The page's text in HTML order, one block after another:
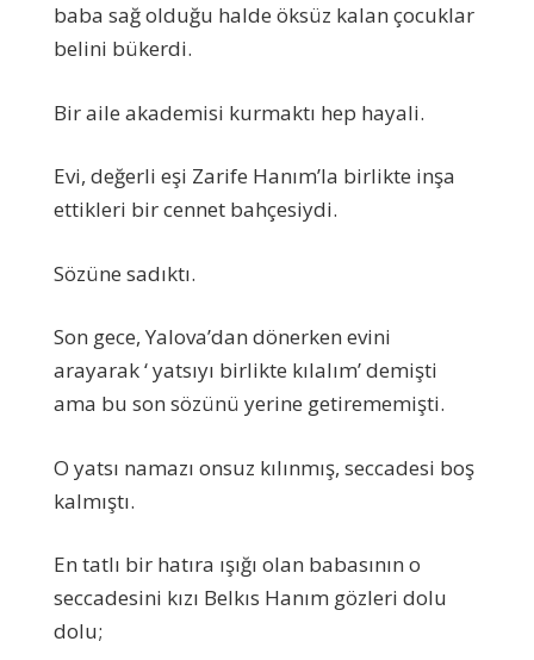
baba sağ olduğu halde öksüz kalan çocuklar
belini bükerdi.
Bir aile akademisi kurmaktı hep hayali.
Evi, değerli eşi Zarife Hanım’la birlikte inşa
ettikleri bir cennet bahçesiydi.
Sözüne sadıktı.
Son gece, Yalova’dan dönerken evini
arayarak ‘ yatsıyı birlikte kılalım’ demişti
ama bu son sözünü yerine getirememişti.
O yatsı namazı onsuz kılınmış, seccadesi boş
kalmıştı.
En tatlı bir hatıra ışığı olan babasının o
seccadesini kızı Belkıs Hanım gözleri dolu
dolu;